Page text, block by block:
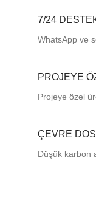
7/24
WhatsApp ve
PROJEYE
Projeye özel
ÇEVRE
Düşük karbon